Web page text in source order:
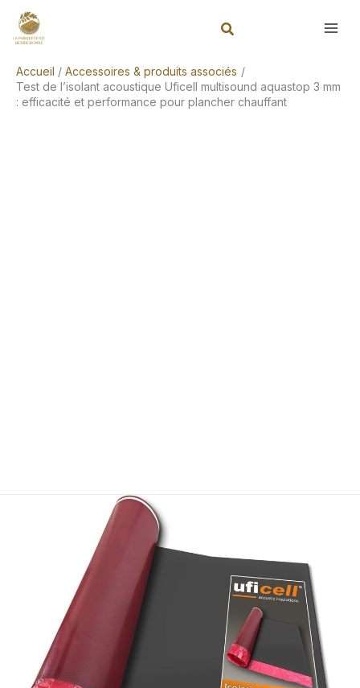
Accueil
Accessoires & produits associés
Test de l’isolant acoustique Uficell multisound aquastop 3 mm
: efficacité et performance pour plancher chauffant
Rechercher